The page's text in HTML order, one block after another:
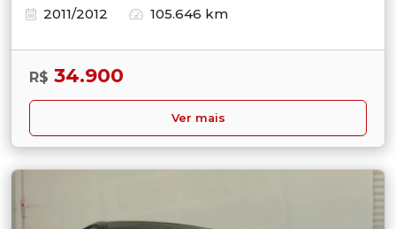
2011/2012
105.646 km
R$ 34.900
Ver mais